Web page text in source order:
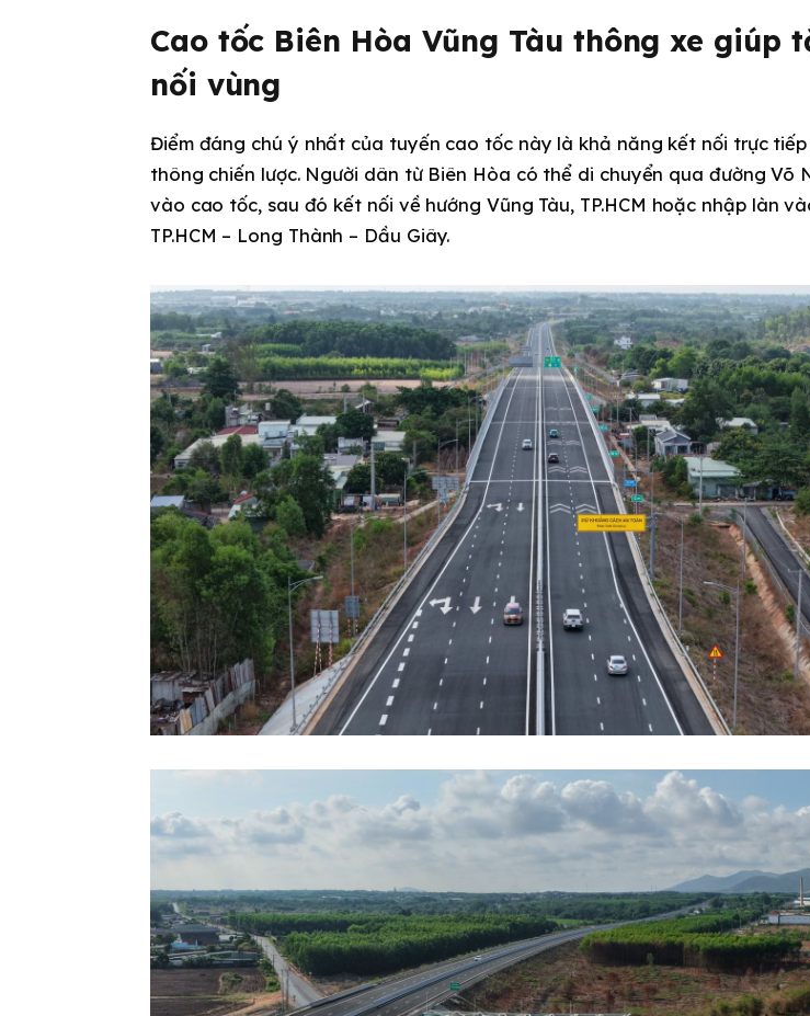
Cao tốc Biên Hòa Vũng Tàu thông xe giúp
nối vùng
Điểm đáng chú ý nhất của tuyến cao tốc này là khả năng kết nối trực
thông chiến lược. Người dân từ Biên Hòa có thể di chuyển qua đường Võ
vào cao tốc, sau đó kết nối về hướng Vũng Tàu, TP.HCM hoặc nhập làn
TP.HCM – Long Thành – Dầu Giây.